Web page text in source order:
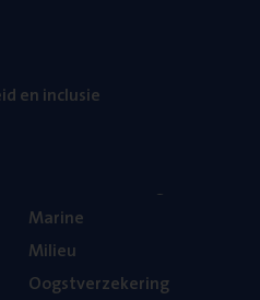
en inclusie
Mari­ne
Mili­eu
Oogst­ver­ze­ke­ring